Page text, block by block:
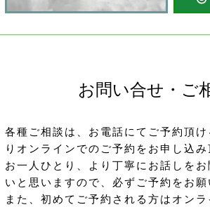
お問い合せ・ご
各種ご相談は、お電話にてご予約頂
りオンラインでのご予約をお申し込み
お一人ひとり、より丁寧にお話しを
いと思いますので、必ずご予約をお願
また、初めてご予約される方はオン